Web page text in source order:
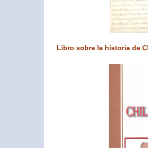
Libro sobre la historia de